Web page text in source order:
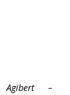
Agibert –